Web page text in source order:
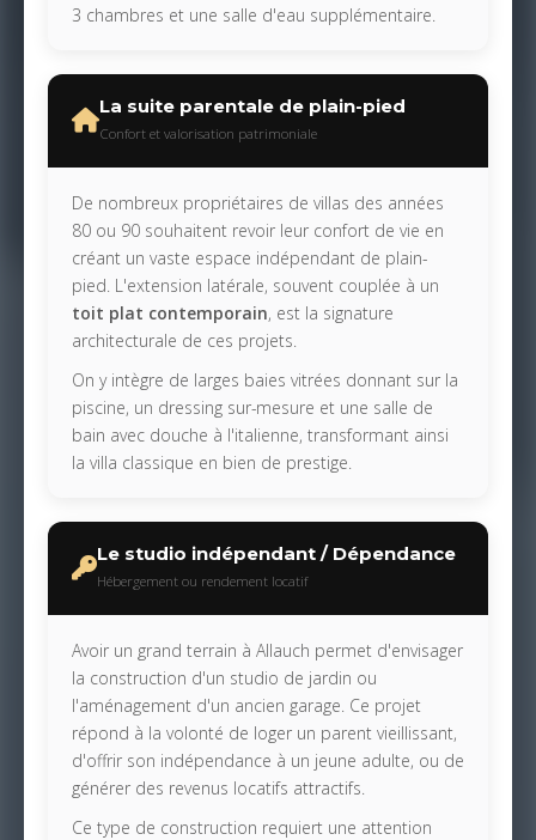
3 chambres et une salle d'eau supplémentaire.
La suite parentale de plain-pied
Confort et valorisation patrimoniale
De nombreux propriétaires de villas des années
80 ou 90 souhaitent revoir leur confort de vie en
créant un vaste espace indépendant de plain-
pied. L'extension latérale, souvent couplée à un
toit plat contemporain, est la signature
architecturale de ces projets.
On y intègre de larges baies vitrées donnant sur la
piscine, un dressing sur-mesure et une salle de
bain avec douche à l'italienne, transformant ainsi
la villa classique en bien de prestige.
Le studio indépendant / Dépendance
Hébergement ou rendement locatif
Avoir un grand terrain à Allauch permet d'envisager
la construction d'un studio de jardin ou
l'aménagement d'un ancien garage. Ce projet
répond à la volonté de loger un parent vieillissant,
d'offrir son indépendance à un jeune adulte, ou de
générer des revenus locatifs attractifs.
Ce type de construction requiert une attention